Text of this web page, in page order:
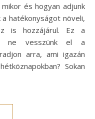
és hogyan adjunk
hatékonyságot növeli,
is hozzájárul. Ez a
ne vesszünk el a
arra, ami igazán
Sokan